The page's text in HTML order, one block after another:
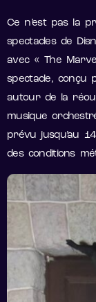
Ce n’est pas la
spectacles de
avec « The
spectacle, conçu
autour de la
musique
prévu jusqu’au
des conditions